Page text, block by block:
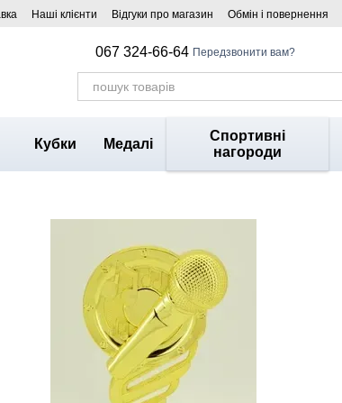
Наші клієнти Відгуки про магазин Обмін і повернення
067 324-66-64 Передзвонити вам?
Кубки Медалі
Спортивні
нагороди